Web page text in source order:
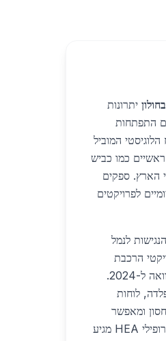
יתרונות
מקצועיים ומקומיים כאחד. בשנת 2026, עם התפתחות
המוביל
כמו כביש
הארץ. ספקים
לפרויקטים
לנמל
עם השלמת פרויקטי הרכבת
הקלה והכבישים החכמים, זמני הנסיעה יצטמצמו ב-30% בהשוואה ל-2024.
לוחות
ומאפשר
התקדמות מהירה בפרויקטי בנייה. לדוגמה, משלוח של 10 טון פרופילי HEA מגיע